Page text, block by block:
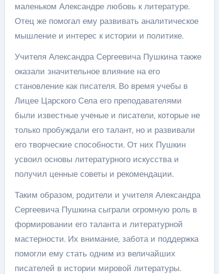
маленьком Александре любовь к литературе.
Отец же помогал ему развивать аналитическое
мышление и интерес к истории и политике.
Учителя Александра Сергеевича Пушкина также
оказали значительное влияние на его
становление как писателя. Во время учебы в
Лицее Царского Села его преподавателями
были известные ученые и писатели, которые не
только пробуждали его талант, но и развивали
его творческие способности. От них Пушкин
усвоил основы литературного искусства и
получил ценные советы и рекомендации.
Таким образом, родители и учителя Александра
Сергеевича Пушкина сыграли огромную роль в
формировании его таланта и литературной
мастерности. Их внимание, забота и поддержка
помогли ему стать одним из величайших
писателей в истории мировой литературы.